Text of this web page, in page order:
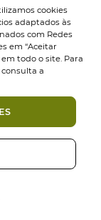
concebidos
cookies
adaptados às
com Redes
em “Aceitar
todo o site. Para
consulta a